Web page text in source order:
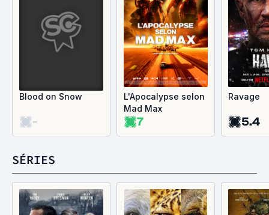
Blood on Snow
-
L'Apocalypse selon
Mad Max
7
Ravage
5.4
SÉRIES